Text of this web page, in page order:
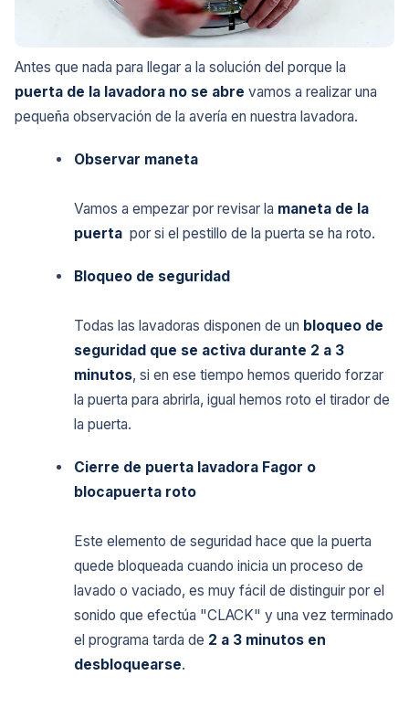
Antes que nada para llegar a la solución del porque la
puerta de la lavadora no se abre vamos a realizar una
pequeña observación de la avería en nuestra lavadora.
Observar maneta
Vamos a empezar por revisar la maneta de la
puerta por si el pestillo de la puerta se ha roto.
Bloqueo de seguridad
Todas las lavadoras disponen de un bloqueo de
seguridad que se activa durante 2 a 3
minutos, si en ese tiempo hemos querido forzar
la puerta para abrirla, igual hemos roto el tirador de
la puerta.
Cierre de puerta lavadora Fagor o
blocapuerta roto
Este elemento de seguridad hace que la puerta
quede bloqueada cuando inicia un proceso de
lavado o vaciado, es muy fácil de distinguir por el
sonido que efectúa "CLACK" y una vez terminado
el programa tarda de 2 a 3 minutos en
desbloquearse.